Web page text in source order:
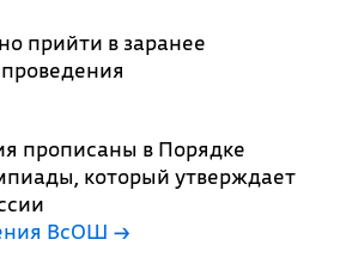
прийти в заранее
прописаны в Порядке
который утверждает
ВсОШ →